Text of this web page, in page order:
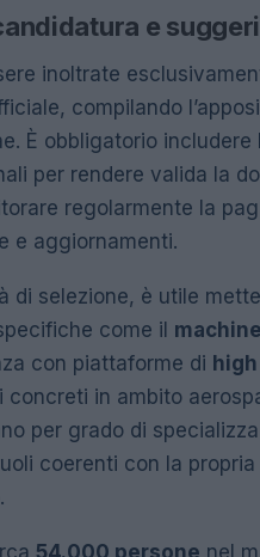
e
inoltrate
compilando
È obbligatorio includere
per rendere valida la
regolarmente la
e aggiornamenti.
di selezione, è utile
come il
con piattaforme di
concreti in ambito
per grado di
coerenti con la